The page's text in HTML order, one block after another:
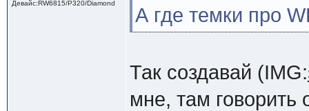
Девайс:RW6815/P320/Diamond
А где темки про
Так создавай (IMG:
мне, там